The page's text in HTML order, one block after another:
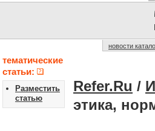
новости
тематические
статьи:
Разместить
статью
Refer.Ru /
этика,